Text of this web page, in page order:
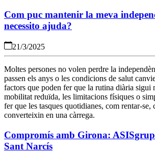
Com puc mantenir la meva
necessito ajuda?
21/3/2025
Moltes persones no volen perdre la
passen els anys o les condicions de salut
factors que poden fer que la rutina diària sigui
mobilitat reduïda, les limitacions físiques o
fer que les tasques quotidianes, com rentar-se,
converteixin en una càrrega.
Compromís amb Girona: ASISgrup
Sant Narcís